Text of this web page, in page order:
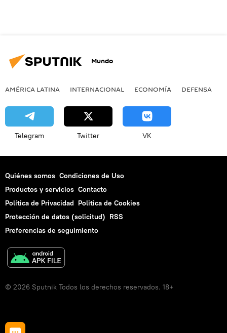
Mundo
AMÉRICA LATINA INTERNACIONAL ECONOMÍA DEFENSA
Telegram Twitter VK
Quiénes somos Condiciones de Uso
Productos y servicios Contacto
Política de Privacidad Politica de Cookies
Protección de datos (solicitud) RSS
Preferencias de seguimiento
© 2026 Sputnik Todos los derechos reservados. 18+